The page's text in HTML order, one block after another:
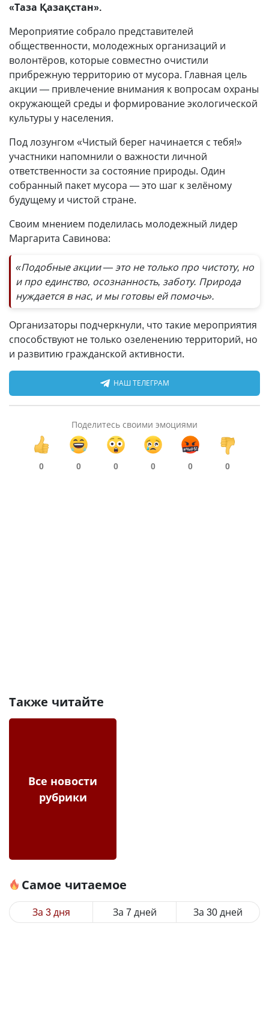
«Таза Қазақстан».
Мероприятие собрало представителей
общественности, молодежных организаций и
волонтёров, которые совместно очистили
прибрежную территорию от мусора. Главная цель
акции — привлечение внимания к вопросам охраны
окружающей среды и формирование экологической
культуры у населения.
Под лозунгом «Чистый берег начинается с тебя!»
участники напомнили о важности личной
ответственности за состояние природы. Один
собранный пакет мусора — это шаг к зелёному
будущему и чистой стране.
Своим мнением поделилась молодежный лидер
Маргарита Савинова:
«Подобные акции — это не только про чистоту, но
и про единство, осознанность, заботу. Природа
нуждается в нас, и мы готовы ей помочь».
Организаторы подчеркнули, что такие мероприятия
способствуют не только озеленению территорий, но
и развитию гражданской активности.
НАШ ТЕЛЕГРАМ
Поделитесь своими эмоциями
0 0 0 0 0 0
Также читайте
Все новости
рубрики
Самое читаемое
За 3 дня За 7 дней За 30 дней